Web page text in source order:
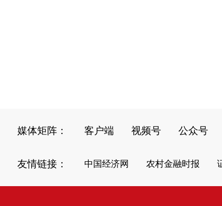
媒体矩阵： 客户端 视频号 公众号
友情链接： 中国经济网 农村金融时报